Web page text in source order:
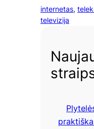
internetas,
televizija